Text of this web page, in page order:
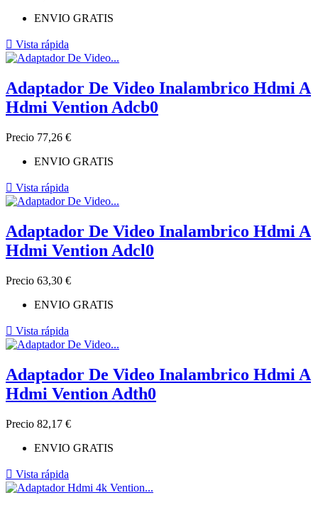
ENVIO GRATIS
 Vista rápida
Adaptador De Video Inalambrico Hdmi A
Hdmi Vention Adcb0
Precio 77,26 €
ENVIO GRATIS
 Vista rápida
Adaptador De Video Inalambrico Hdmi A
Hdmi Vention Adcl0
Precio 63,30 €
ENVIO GRATIS
 Vista rápida
Adaptador De Video Inalambrico Hdmi A
Hdmi Vention Adth0
Precio 82,17 €
ENVIO GRATIS
 Vista rápida